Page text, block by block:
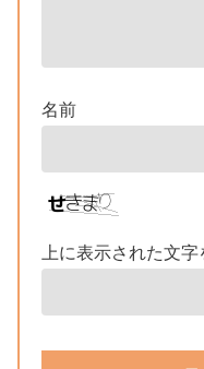
名前
上に表示された文